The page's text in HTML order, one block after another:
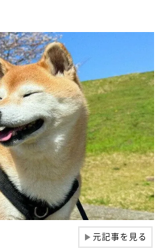
▶元記事を見る